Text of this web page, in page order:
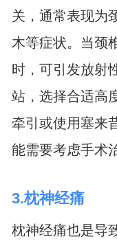
关，通常表现为
木等症状。当颈
时，可引发放射
站，选择合适高
牵引或使用塞来
能需要考虑手术
3.枕神经痛
枕神经痛也是导